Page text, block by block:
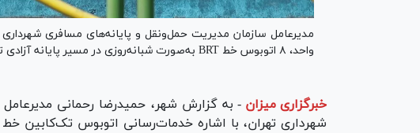
واحد، ۸ اتوبوس خط BRT به‌صورت شبانه‌روزی در مسیر پایانه آزادی تا پردیس مسافری شرق جدید فعال شدند.
خبرگزاری میزان - به گزارش شهر، حمیدرضا رحمانی